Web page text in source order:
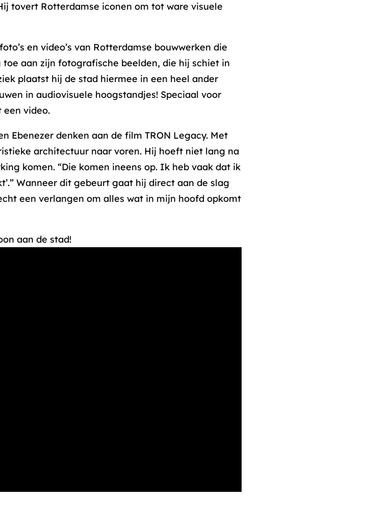
tovert Rotterdamse iconen om tot ware visuele
en video’s van Rotterdamse bouwwerken die
aan zijn fotografische beelden, die hij schiet in
plaatst hij de stad hiermee in een heel ander
in audiovisuele hoogstandjes! Speciaal voor
video.
Ebenezer denken aan de film TRON Legacy. Met
architectuur naar voren. Hij hoeft niet lang na
komen. “Die komen ineens op. Ik heb vaak dat ik
Wanneer dit gebeurt gaat hij direct aan de slag
een verlangen om alles wat in mijn hoofd opkomt
aan de stad!